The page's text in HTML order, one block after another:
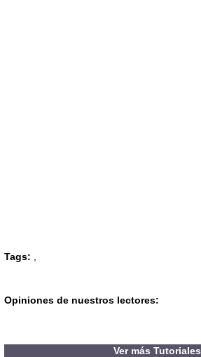
Tags: ,
Opiniones de nuestros lectores:
Ver más Tutoriales